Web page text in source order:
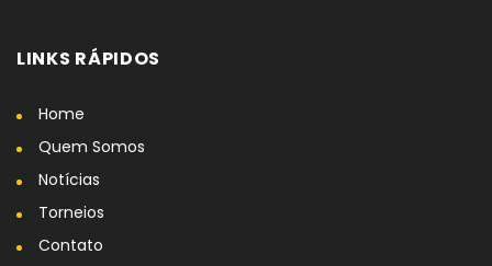
LINKS RÁPIDOS
Home
Quem Somos
Notícias
Torneios
Contato